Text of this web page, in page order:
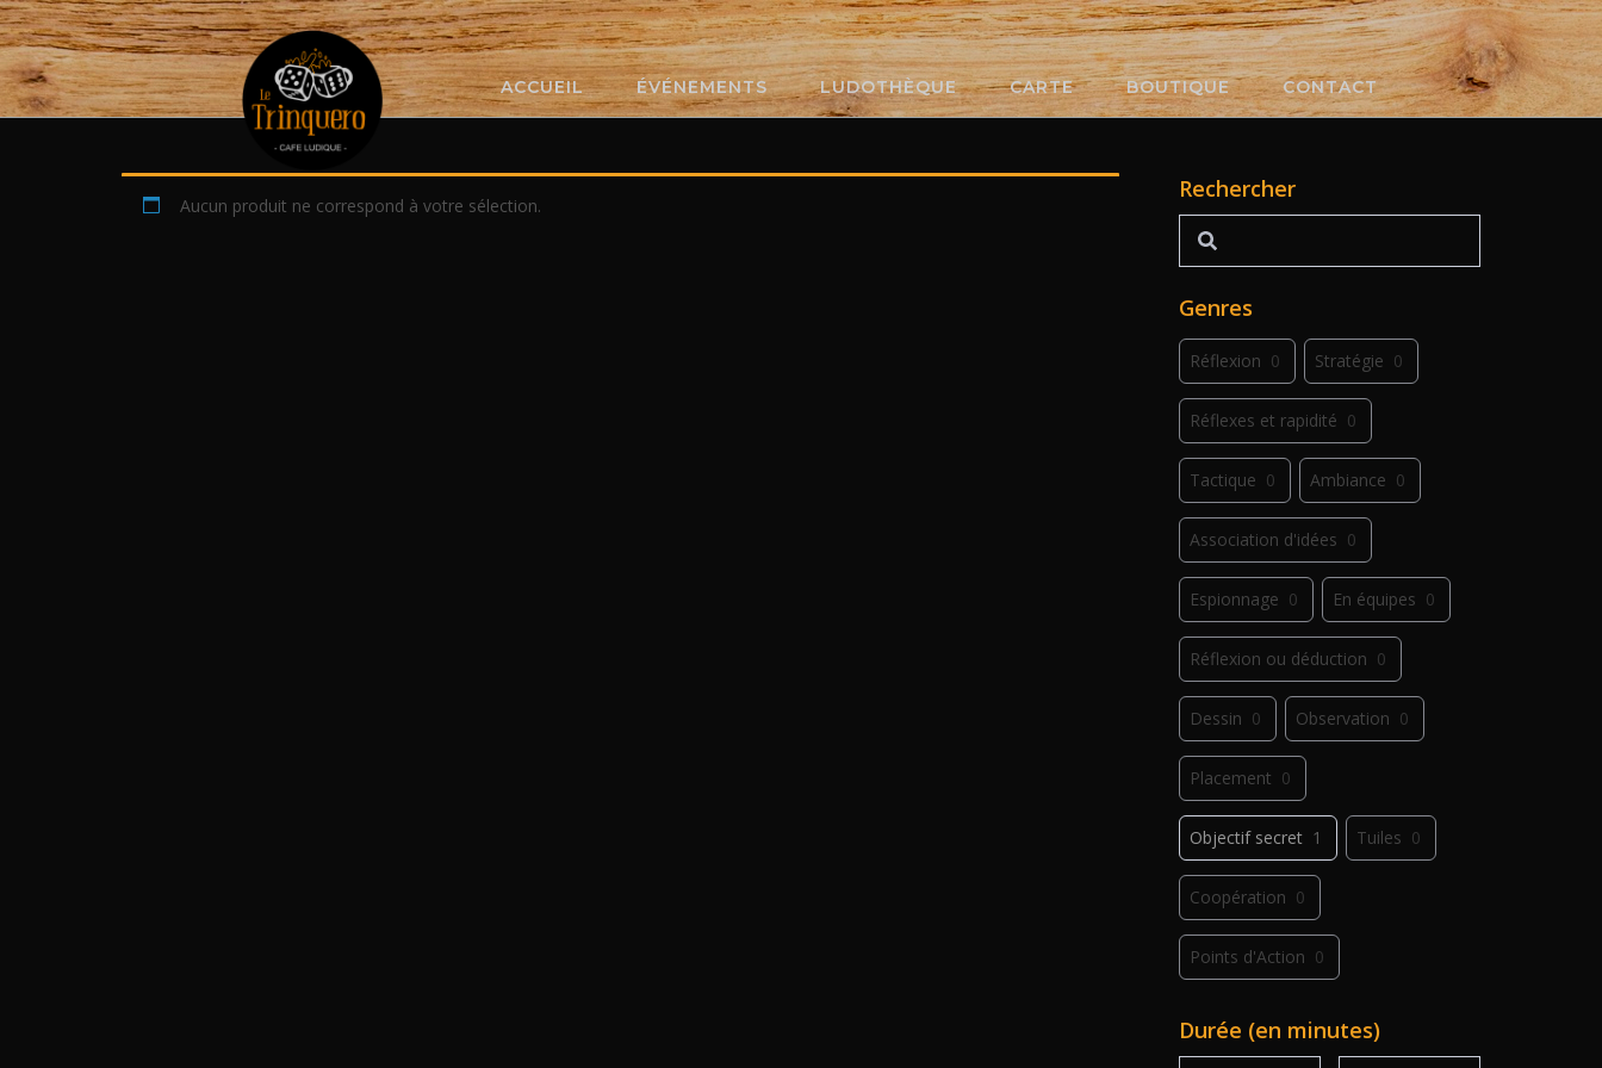
Skip
to
content
ACCUEIL ÉVÉNEMENTS LUDOTHÈQUE CARTE BOUTIQUE CONTACT
Aucun produit ne correspond à votre sélection.
Rechercher
Rechercher
Genres
Réflexion 0 Stratégie 0
Réflexes et rapidité 0
Tactique 0 Ambiance 0
Association d'idées 0
Espionnage 0 En équipes 0
Réflexion ou déduction 0
Dessin 0 Observation 0
Placement 0
Objectif secret 1 Tuiles 0
Coopération 0
Points d'Action 0
Déplacement 0
Durée (en minutes)